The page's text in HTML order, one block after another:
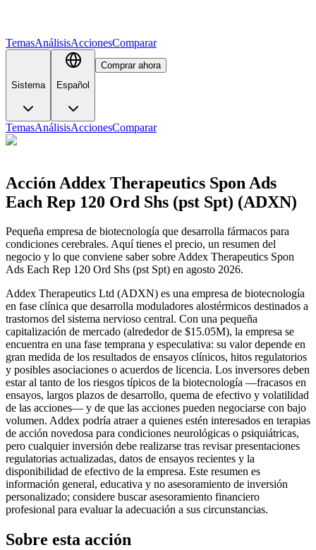
TemasAnálisisAccionesComparar
Sistema Español
Comprar ahora
TemasAnálisisAccionesComparar
Acción Addex Therapeutics Spon Ads
Each Rep 120 Ord Shs (pst Spt) (ADXN)
Pequeña empresa de biotecnología que desarrolla fármacos para
condiciones cerebrales. Aquí tienes el precio, un resumen del
negocio y lo que conviene saber sobre Addex Therapeutics Spon
Ads Each Rep 120 Ord Shs (pst Spt) en agosto 2026.
Addex Therapeutics Ltd (ADXN) es una empresa de biotecnología
en fase clínica que desarrolla moduladores alostérmicos destinados a
trastornos del sistema nervioso central. Con una pequeña
capitalización de mercado (alrededor de $15.05M), la empresa se
encuentra en una fase temprana y especulativa: su valor depende en
gran medida de los resultados de ensayos clínicos, hitos regulatorios
y posibles asociaciones o acuerdos de licencia. Los inversores deben
estar al tanto de los riesgos típicos de la biotecnología —fracasos en
ensayos, largos plazos de desarrollo, quema de efectivo y volatilidad
de las acciones— y de que las acciones pueden negociarse con bajo
volumen. Addex podría atraer a quienes estén interesados en terapias
de acción novedosa para condiciones neurológicas o psiquiátricas,
pero cualquier inversión debe realizarse tras revisar presentaciones
regulatorias actualizadas, datos de ensayos recientes y la
disponibilidad de efectivo de la empresa. Este resumen es
información general, educativa y no asesoramiento de inversión
personalizado; considere buscar asesoramiento financiero
profesional para evaluar la adecuación a sus circunstancias.
Sobre esta acción